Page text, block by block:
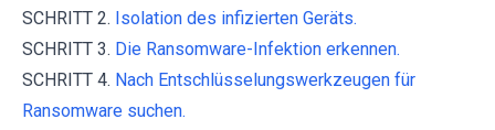
SCHRITT 2. Isolation des infizierten Geräts.
SCHRITT 3. Die Ransomware-Infektion erkennen.
SCHRITT 4. Nach Entschlüsselungswerkzeugen für
Ransomware suchen.